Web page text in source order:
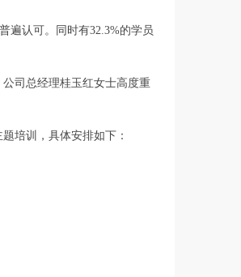
遍认可。同时有32.3%的学员
司总经理桂玉红女士高度重
培训，具体安排如下：